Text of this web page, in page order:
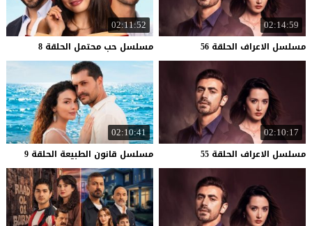
02:14:59
مسلسل الاعراف الحلقة 56
02:11:52
مسلسل حب محتمل الحلقة 8
02:10:17
مسلسل الاعراف الحلقة 55
02:10:41
مسلسل قانون الطبيعة الحلقة 9